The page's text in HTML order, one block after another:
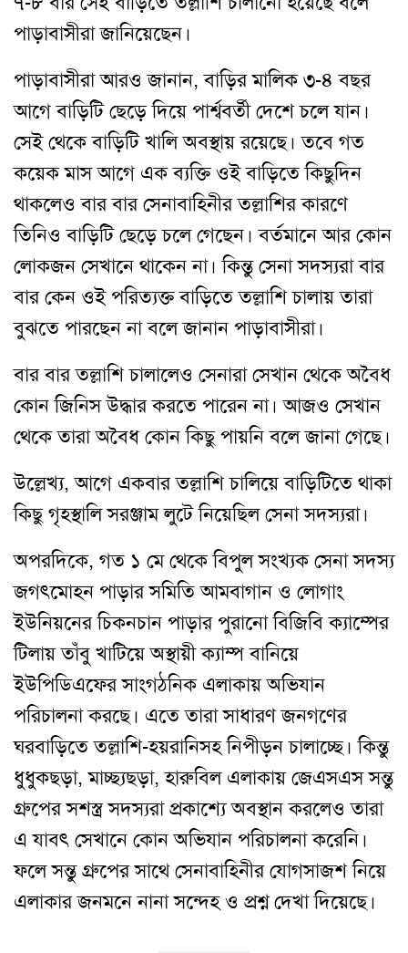
পাড়াবাসীরা জানিয়েছেন।
পাড়াবাসীরা আরও জানান, বাড়ির মালিক ৩-৪ বছর
আগে বাড়িটি ছেড়ে দিয়ে পার্শ্ববর্তী দেশে চলে যান।
সেই থেকে বাড়িটি খালি অবস্থায় রয়েছে। তবে গত
কয়েক মাস আগে এক ব্যক্তি ওই বাড়িতে কিছুদিন
থাকলেও বার বার সেনাবাহিনীর তল্লাশির কারণে
তিনিও বাড়িটি ছেড়ে চলে গেছেন। বর্তমানে আর কোন
লোকজন সেখানে থাকেন না। কিন্তু সেনা সদস্যরা বার
বার কেন ওই পরিত্যক্ত বাড়িতে তল্লাশি চালায় তারা
বুঝতে পারছেন না বলে জানান পাড়াবাসীরা।
বার বার তল্লাশি চালালেও সেনারা সেখান থেকে অবৈধ
কোন জিনিস উদ্ধার করতে পারেন না। আজও সেখান
থেকে তারা অবৈধ কোন কিছু পায়নি বলে জানা গেছে।
উল্লেখ্য, আগে একবার তল্লাশি চালিয়ে বাড়িটিতে থাকা
কিছু গৃহস্থালি সরঞ্জাম লুটে নিয়েছিল সেনা সদস্যরা।
অপরদিকে, গত ১ মে থেকে বিপুল সংখ্যক সেনা সদস্য
জগৎমোহন পাড়ার সমিতি আমবাগান ও লোগাং
ইউনিয়নের চিকনচান পাড়ার পুরানো বিজিবি ক্যাম্পের
টিলায় তাঁবু খাটিয়ে অস্থায়ী ক্যাম্প বানিয়ে
ইউপিডিএফের সাংগঠনিক এলাকায় অভিযান
পরিচালনা করছে। এতে তারা সাধারণ জনগণের
ঘরবাড়িতে তল্লাশি-হয়রানিসহ নিপীড়ন চালাচ্ছে। কিন্তু
ধুধুকছড়া, মাচ্ছ্যছড়া, হারুবিল এলাকায় জেএসএস সন্তু
গ্রুপের সশস্ত্র সদস্যরা প্রকাশ্যে অবস্থান করলেও তারা
এ যাবৎ সেখানে কোন অভিযান পরিচালনা করেনি।
ফলে সন্তু গ্রুপের সাথে সেনাবাহিনীর যোগসাজশ নিয়ে
এলাকার জনমনে নানা সন্দেহ ও প্রশ্ন দেখা দিয়েছে।